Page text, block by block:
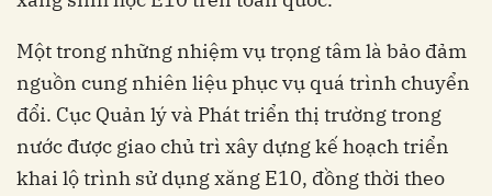
Một trong những nhiệm vụ trọng tâm là bảo đảm
nguồn cung nhiên liệu phục vụ quá trình chuyển
đổi. Cục Quản lý và Phát triển thị trường trong
nước được giao chủ trì xây dựng kế hoạch triển
khai lộ trình sử dụng xăng E10, đồng thời theo